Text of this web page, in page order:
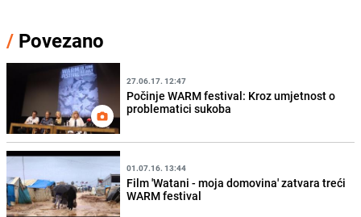
/ Povezano
27.06.17. 12:47
Počinje WARM festival: Kroz umjetnost o
problematici sukoba
01.07.16. 13:44
Film 'Watani - moja domovina' zatvara treći
WARM festival